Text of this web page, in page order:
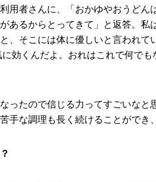
用者さんに、「おかゆやおうどん
あるからとってきて」と返答。
、そこには体に優しいと言われて
効くんだよ。おれはこれで何で
ったので信じる⼒ってすごいなと
手な調理も長く続けることができ